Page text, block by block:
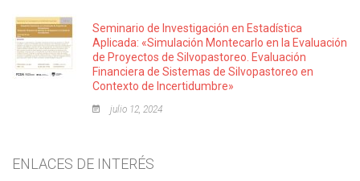
Seminario de Investigación en Estadística
Aplicada: «Simulación Montecarlo en la Evaluación
de Proyectos de Silvopastoreo. Evaluación
Financiera de Sistemas de Silvopastoreo en
Contexto de Incertidumbre»
julio 12, 2024
ENLACES DE INTERÉS